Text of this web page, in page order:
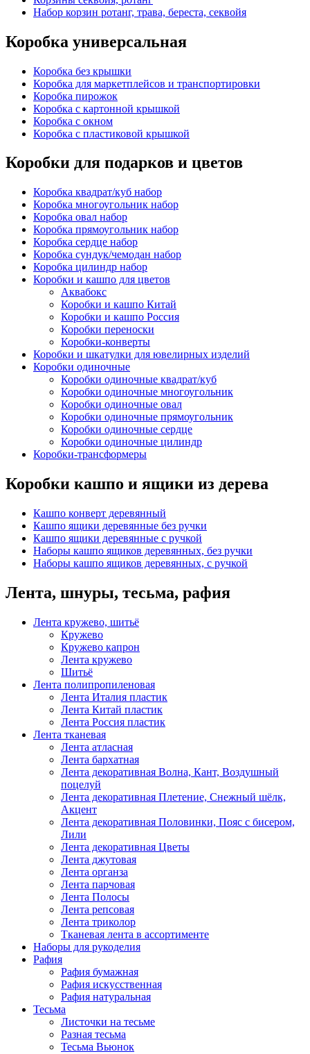
Набор корзин ротанг, трава, береста, секвойя
Коробка универсальная
Коробка без крышки
Коробка для маркетплейсов и транспортировки
Коробка пирожок
Коробка с картонной крышкой
Коробка с окном
Коробка с пластиковой крышкой
Коробки для подарков и цветов
Коробка квадрат/куб набор
Коробка многоугольник набор
Коробка овал набор
Коробка прямоугольник набор
Коробка сердце набор
Коробка сундук/чемодан набор
Коробка цилиндр набор
Коробки и кашпо для цветов
Аквабокс
Коробки и кашпо Китай
Коробки и кашпо Россия
Коробки переноски
Коробки-конверты
Коробки и шкатулки для ювелирных изделий
Коробки одиночные
Коробки одиночные квадрат/куб
Коробки одиночные многоугольник
Коробки одиночные овал
Коробки одиночные прямоугольник
Коробки одиночные сердце
Коробки одиночные цилиндр
Коробки-трансформеры
Коробки кашпо и ящики из дерева
Кашпо конверт деревянный
Кашпо ящики деревянные без ручки
Кашпо ящики деревянные с ручкой
Наборы кашпо ящиков деревянных, без ручки
Наборы кашпо ящиков деревянных, с ручкой
Лента, шнуры, тесьма, рафия
Лента кружево, шитьё
Кружево
Кружево капрон
Лента кружево
Шитьё
Лента полипропиленовая
Лента Италия пластик
Лента Китай пластик
Лента Россия пластик
Лента тканевая
Лента атласная
Лента бархатная
Лента декоративная Волна, Кант, Воздушный
поцелуй
Лента декоративная Плетение, Снежный шёлк,
Акцент
Лента декоративная Половинки, Пояс с бисером,
Лили
Лента декоративная Цветы
Лента джутовая
Лента органза
Лента парчовая
Лента Полосы
Лента репсовая
Лента триколор
Тканевая лента в ассортименте
Наборы для рукоделия
Рафия
Рафия бумажная
Рафия искусственная
Рафия натуральная
Тесьма
Листочки на тесьме
Разная тесьма
Тесьма Вьюнок